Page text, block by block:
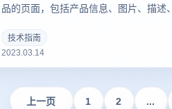
品的页面，包括产品信息、图片、描述
可以吸引更多的潜在买家，增加销量。
录指纹浏览器关于亚马逊Listing包括什
撰写？的一些建议。
技术指南
2023.03.14
上一页 1 2 ...